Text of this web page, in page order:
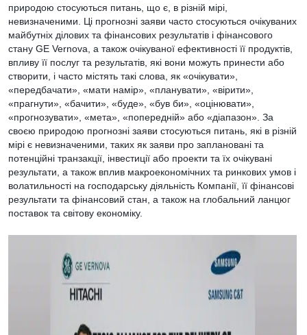
природою стосуються питань, що є, в різній мірі,
невизначеними. Ці прогнозні заяви часто стосуються очікуваних
майбутніх ділових та фінансових результатів і фінансового
стану GE Vernova, а також очікуваної ефективності її продуктів,
впливу її послуг та результатів, які вони можуть принести або
створити, і часто містять такі слова, як «очікувати»,
«передбачати», «мати намір», «планувати», «вірити»,
«прагнути», «бачити», «буде», «був би», «оцінювати»,
«прогнозувати», «мета», «попередній» або «діапазон». За
своєю природою прогнозні заяви стосуються питань, які в різній
мірі є невизначеними, таких як заяви про заплановані та
потенційні транзакції, інвестиції або проекти та їх очікувані
результати, а також вплив макроекономічних та ринкових умов і
волатильності на господарську діяльність Компанії, її фінансові
результати та фінансовий стан, а також на глобальний ланцюг
поставок та світову економіку.